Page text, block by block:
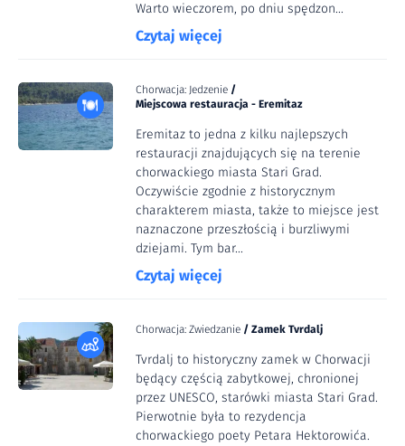
Warto wieczorem, po dniu spędzon...
Czytaj więcej
Chorwacja: Jedzenie /
Miejscowa restauracja - Eremitaz
Eremitaz to jedna z kilku najlepszych
restauracji znajdujących się na terenie
chorwackiego miasta Stari Grad.
Oczywiście zgodnie z historycznym
charakterem miasta, także to miejsce jest
naznaczone przeszłością i burzliwymi
dziejami. Tym bar...
Czytaj więcej
Chorwacja: Zwiedzanie / Zamek Tvrdalj
Tvrdalj to historyczny zamek w Chorwacji
będący częścią zabytkowej, chronionej
przez UNESCO, starówki miasta Stari Grad.
Pierwotnie była to rezydencja
chorwackiego poety Petara Hektorowića.